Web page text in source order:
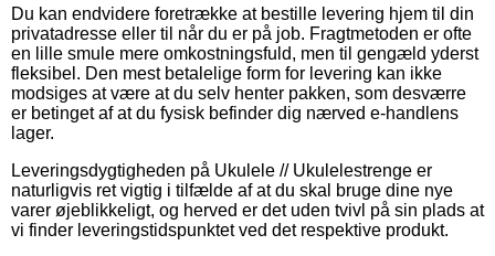
Du kan endvidere foretrække at bestille levering hjem til din
privatadresse eller til når du er på job. Fragtmetoden er ofte
en lille smule mere omkostningsfuld, men til gengæld yderst
fleksibel. Den mest betalelige form for levering kan ikke
modsiges at være at du selv henter pakken, som desværre
er betinget af at du fysisk befinder dig nærved e-handlens
lager.
Leveringsdygtigheden på Ukulele // Ukulelestrenge er
naturligvis ret vigtig i tilfælde af at du skal bruge dine nye
varer øjeblikkeligt, og herved er det uden tvivl på sin plads at
vi finder leveringstidspunktet ved det respektive produkt.